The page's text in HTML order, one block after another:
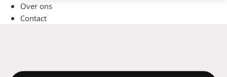
Over ons
Contact